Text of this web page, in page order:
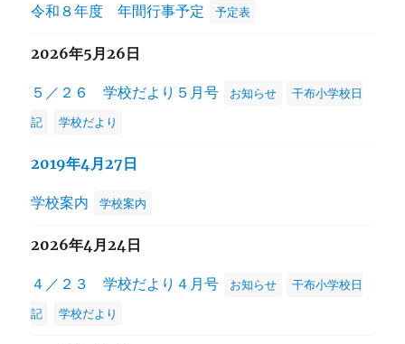
送
令和８年度 年間行事予定 予定表
2026年5月26日
５／２６ 学校だより５月号 お知らせ
干布小学校日
記
学校だより
2019年4月27日
学校案内 学校案内
2026年4月24日
４／２３ 学校だより４月号 お知らせ
干布小学校日
記
学校だより